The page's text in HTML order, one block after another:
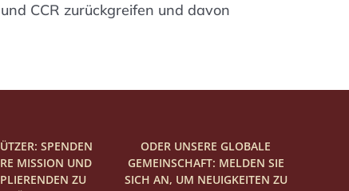
CCR zurückgreifen und davon
SPENDEN
MISSION UND
ZU
ODER UNSERE GLOBALE
GEMEINSCHAFT: MELDEN SIE
SICH AN, UM NEUIGKEITEN ZU